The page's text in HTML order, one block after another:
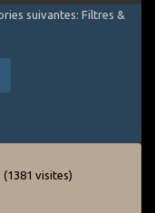
suivantes: Filtres &
(1381 visites)